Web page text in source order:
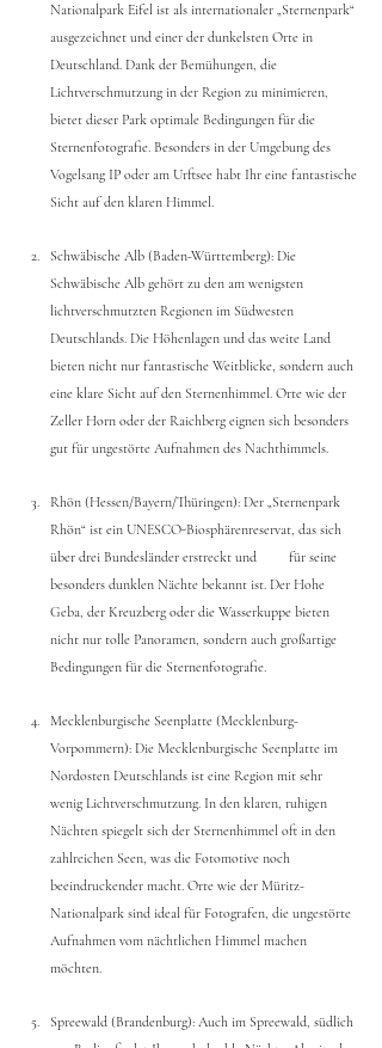
Nationalpark Eifel ist als internationaler „Sternenpark“
ausgezeichnet und einer der dunkelsten Orte in
Deutschland. Dank der Bemühungen, die
Lichtverschmutzung in der Region zu minimieren,
bietet dieser Park optimale Bedingungen für die
Sternenfotografie. Besonders in der Umgebung des
Vogelsang IP oder am Urftsee habt Ihr eine fantastische
Sicht auf den klaren Himmel.
Schwäbische Alb (Baden-Württemberg): Die
Schwäbische Alb gehört zu den am wenigsten
lichtverschmutzten Regionen im Südwesten
Deutschlands. Die Höhenlagen und das weite Land
bieten nicht nur fantastische Weitblicke, sondern auch
eine klare Sicht auf den Sternenhimmel. Orte wie der
Zeller Horn oder der Raichberg eignen sich besonders
gut für ungestörte Aufnahmen des Nachthimmels.
Rhön (Hessen/Bayern/Thüringen): Der „Sternenpark
Rhön“ ist ein UNESCO-Biosphärenreservat, das sich
über drei Bundesländer erstreckt und 	für seine
besonders dunklen Nächte bekannt ist. Der Hohe
Geba, der Kreuzberg oder die Wasserkuppe bieten
nicht nur tolle Panoramen, sondern auch großartige
Bedingungen für die Sternenfotografie.
Mecklenburgische Seenplatte (Mecklenburg-
Vorpommern): Die Mecklenburgische Seenplatte im
Nordosten Deutschlands ist eine Region mit sehr
wenig Lichtverschmutzung. In den klaren, ruhigen
Nächten spiegelt sich der Sternenhimmel oft in den
zahlreichen Seen, was die Fotomotive noch
beeindruckender macht. Orte wie der Müritz-
Nationalpark sind ideal für Fotografen, die ungestörte
Aufnahmen vom nächtlichen Himmel machen
möchten.
Spreewald (Brandenburg): Auch im Spreewald, südlich